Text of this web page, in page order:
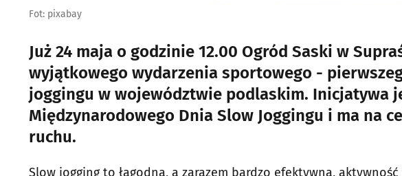
Fot: pixabay
Już 24 maja o godzinie 12.00 Ogród Saski w
wyjątkowego wydarzenia sportowego -
joggingu w województwie podlaskim. Inicjatywa
Międzynarodowego Dnia Slow Joggingu i ma na
ruchu.
Slow jogging to łagodna, a zarazem bardzo efektywna,